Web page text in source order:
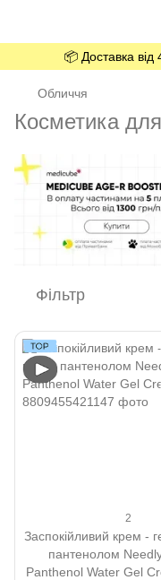
📦 Доставка
Обличчя
Косметика
Фільтр
2
Заспокійливий крем -
пантенолом
Panthenol Water Gel